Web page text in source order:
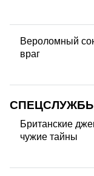
Вероломный
враг
Британские
чужие тайны